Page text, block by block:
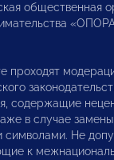
общественная
проходят
содержащие
в случае замены
Не
к